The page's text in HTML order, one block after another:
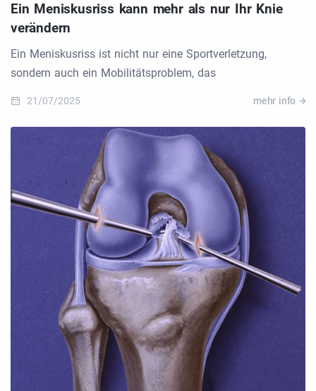
Ein Meniskusriss kann mehr als nur Ihr Knie
verändern
Ein Meniskusriss ist nicht nur eine Sportverletzung,
sondern auch ein Mobilitätsproblem, das
21/07/2025 mehr info